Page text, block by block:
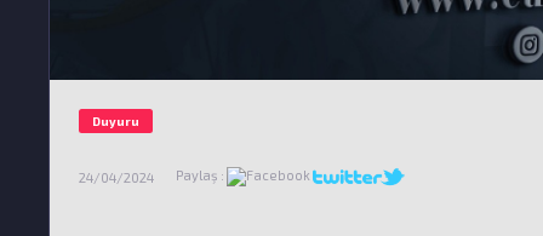
Duyuru
24/04/2024 Paylaş :